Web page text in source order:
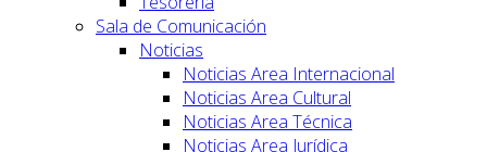
Sala de Comunicación
Noticias
Noticias Area Internacional
Noticias Area Cultural
Noticias Area Técnica
Noticias Area Jurídica